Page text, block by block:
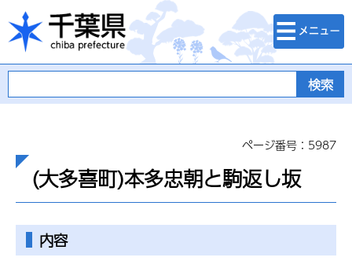
千葉県
検索・メニュ
ー
ページ番号：5987
(大多喜町)本多忠朝と駒返し坂
内容